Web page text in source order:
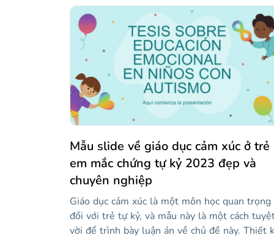
cung cấp cho bạn rất nhiều tài nguyên có thể
chỉnh sửa cho phép bạn minh họa các khái
tiếp thị như hành động chính, KPI, kênh người
mua... Gây ngạc nhiên cho khán giả của bạn
một thiết kế sáng tạo trong bài thuyết trình
tiếp theo của bạn và định hình kế hoạch sẽ thúc
đẩy sản phẩm hoặc dịch vụ của bạn. Vẽ nguệch
ngoạc giúp ích cho sự sáng tạo, vì vậy hãy thoải
mái để cây bút của bạn chạy hoang dã qua các
slide này!
Mẫu slide về giáo dục cảm xúc ở trẻ
em mắc chứng tự kỷ 2023 đẹp và
chuyên nghiệp
Giáo dục cảm xúc là một môn học quan trọng
đối với trẻ tự kỷ, và mẫu này là một cách
vời để trình bày luận án về chủ đề này. Thiết